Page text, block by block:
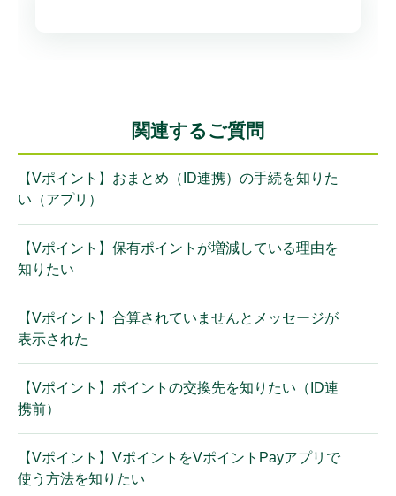
関連するご質問
【Vポイント】おまとめ（ID連携）の手続を知りた
い（アプリ）
【Vポイント】保有ポイントが増減している理由を
知りたい
【Vポイント】合算されていませんとメッセージが
表示された
【Vポイント】ポイントの交換先を知りたい（ID連
携前）
【Vポイント】VポイントをVポイントPayアプリで
使う方法を知りたい